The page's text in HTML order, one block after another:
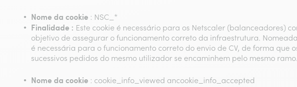
Nome da cookie : NSC_*
Finalidade : Este cookie é necessário para os Netscaler (balanceadores)
objetivo de assegurar o funcionamento correto da infraestrutura.
é necessária para o funcionamento correto do envio de CV, de forma que
sucessivos pedidos do mesmo utilizador se encaminhem pelo mesmo ramo.
Nome da cookie : cookie_info_viewed ancookie_info_accepted